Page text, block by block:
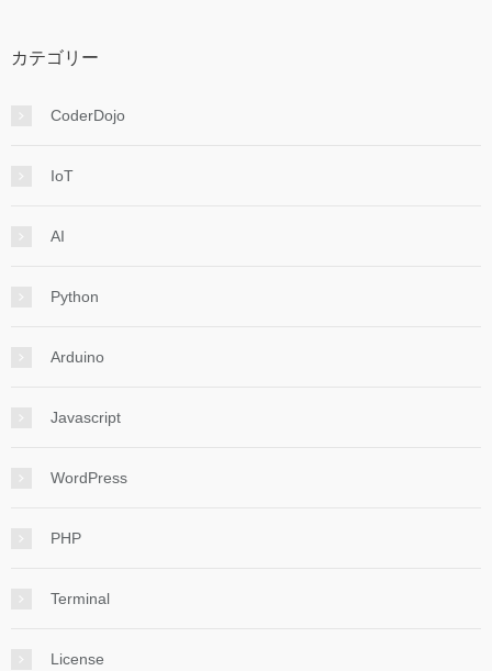
カテゴリー
CoderDojo
IoT
AI
Python
Arduino
Javascript
WordPress
PHP
Terminal
License